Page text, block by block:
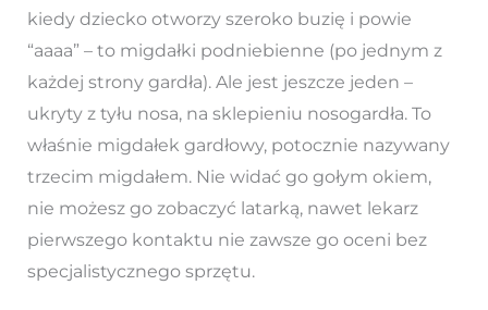
kiedy dziecko otworzy szeroko buzię i powie
“aaaa” – to migdałki podniebienne (po jednym z
każdej strony gardła). Ale jest jeszcze jeden –
ukryty z tyłu nosa, na sklepieniu nosogardła. To
właśnie migdałek gardłowy, potocznie nazywany
trzecim migdałem. Nie widać go gołym okiem,
nie możesz go zobaczyć latarką, nawet lekarz
pierwszego kontaktu nie zawsze go oceni bez
specjalistycznego sprzętu.